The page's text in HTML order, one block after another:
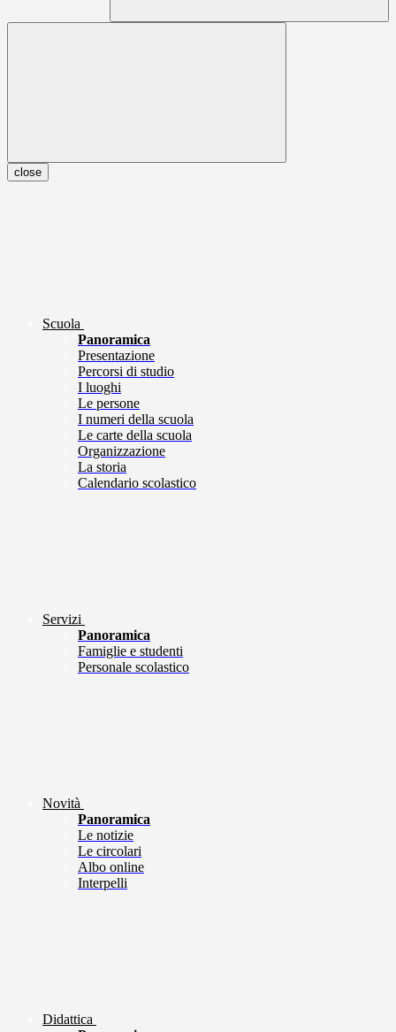
close
Scuola
Panoramica
Presentazione
Percorsi di studio
I luoghi
Le persone
I numeri della scuola
Le carte della scuola
Organizzazione
La storia
Calendario scolastico
Servizi
Panoramica
Famiglie e studenti
Personale scolastico
Novità
Panoramica
Le notizie
Le circolari
Albo online
Interpelli
Didattica